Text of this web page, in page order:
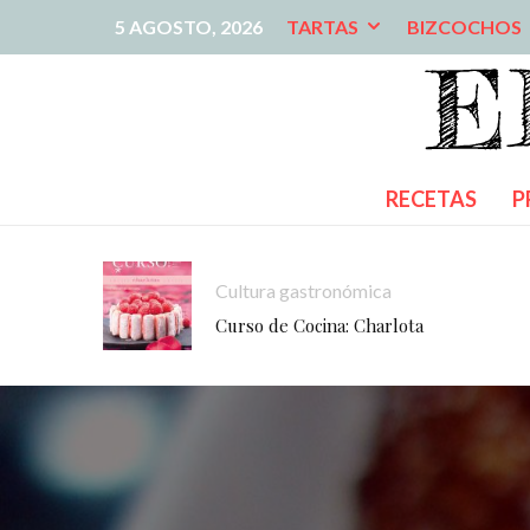
5 AGOSTO, 2026 TARTAS BIZCOCHOS
RECETAS
Cultura gastronómica
Curso de Cocina: Charlota